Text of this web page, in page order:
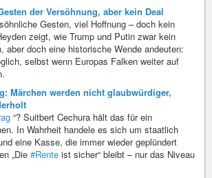
der Versöhnung, aber kein Deal
Gesten, viel Hoffnung – doch kein
zeigt, wie Trump und Putin zwar kein
aber doch eine historische Wende andeuten:
selbst wenn Europas Falken weiter auf
Märchen werden nicht glaubwürdiger,
“? Suitbert Cechura hält das für ein
In Wahrheit handele es sich um staatlich
eine Kasse, die immer wieder geplündert
„Die #Rente ist sicher“ bleibt – nur das Niveau